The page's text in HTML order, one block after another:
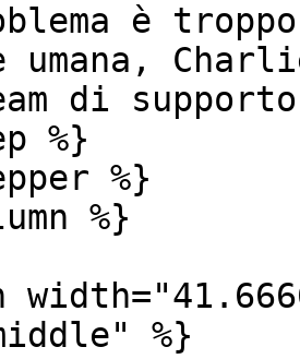
è troppo
umana,
di
%}
%}
%}
%}